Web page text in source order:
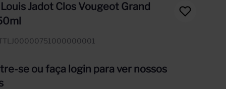
Jadot Clos Vougeot Grand
se ou faça login para ver nossos